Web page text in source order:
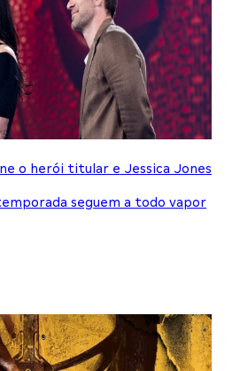
o herói titular e Jessica Jones
seguem a todo vapor